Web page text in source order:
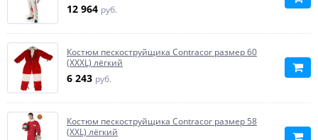
12 964 руб.
Костюм пескоструйщика Contracor размер 60
(XXXL) лёгкий
6 243 руб.
Костюм пескоструйщика Contracor размер 58
(XXL) лёгкий